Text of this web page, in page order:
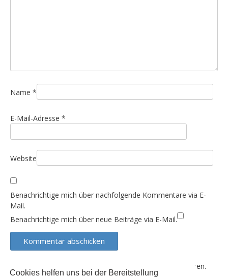
Cookies helfen uns bei der Bereitstellung
t
i
o
n
Name *
E-Mail-Adresse *
Website
Benachrichtige mich über nachfolgende Kommentare via E-
Mail.
Benachrichtige mich über neue Beiträge via E-Mail.
Diese Website verwendet Akismet, um Spam zu reduzieren.